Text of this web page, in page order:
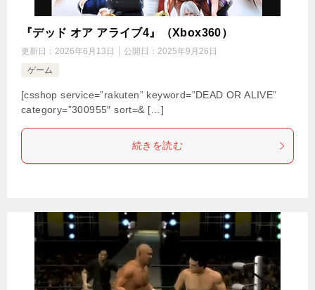
『デッド オア アライブ4』（Xbox360）
更新日： 2026年6月13日 公開日： 2025年9月26日
ゲーム
[csshop service=”rakuten” keyword=”DEAD OR ALIVE”
category=”300955″ sort=& […]
続きを読む